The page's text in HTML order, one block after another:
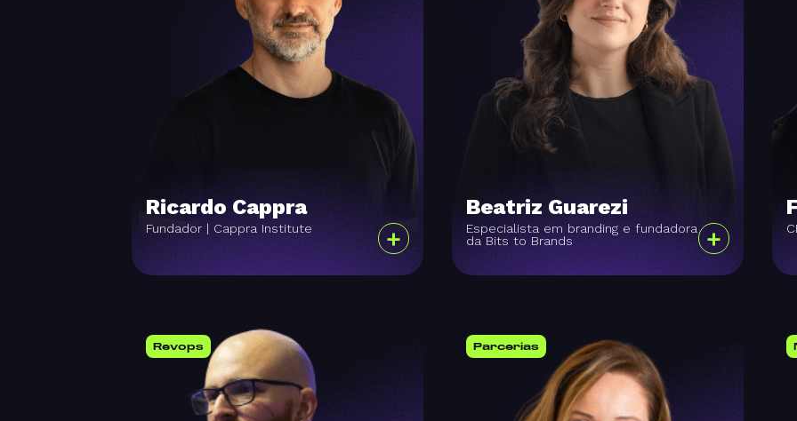
Ricardo Cappra
Fundador | Cappra Institute +
Beatriz Guarezi
Especialista em branding e fundadora
da Bits to Brands
+
Revops Parcerias